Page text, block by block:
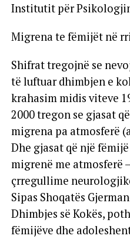
Institutit për
Migrena te fëmijët në
Shifrat tregojnë se
të luftuar dhimbjen e
krahasim midis viteve
2000 tregon se gjasat
migrena pa atmosferë
Dhe gjasat që një
migrenë me atmosferë
çrregullime
Sipas Shoqatës
Dhimbjes së Kokës,
fëmijëve dhe